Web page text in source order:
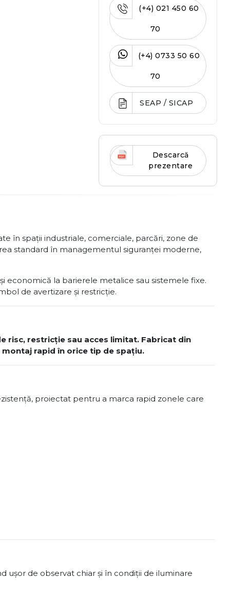
(+4) 021 450 60
70
(+4) 0733 50 60
70
SEAP / SICAP
Descarcă
prezentare
în spații industriale, comerciale, parcări, zone de
standard în managementul siguranței moderne,
economică la barierele metalice sau sistemele fixe.
de avertizare și restricție.
risc, restricție sau acces limitat. Fabricat din
rapid în orice tip de spațiu.
proiectat pentru a marca rapid zonele care
ușor de observat chiar și în condiții de iluminare